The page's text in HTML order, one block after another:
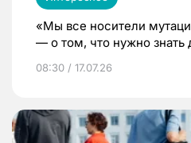
«Мы все носители
— о том, что нужно знать
08:30 / 17.07.26